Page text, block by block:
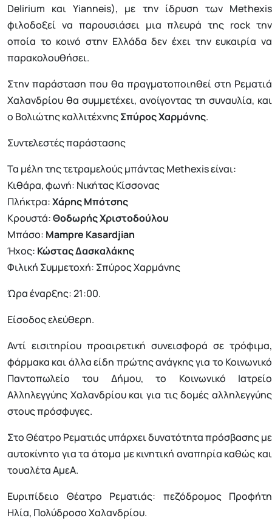
Delirium και Yianneis), με την ίδρυση των Methexis
φιλοδοξεί να παρουσιάσει μια πλευρά της rock την
οποία το κοινό στην Ελλάδα δεν έχει την ευκαιρία να
παρακολουθήσει.
Στην παράσταση που θα πραγματοποιηθεί στη Ρεματιά
Χαλανδρίου θα συμμετέχει, ανοίγοντας τη συναυλία, και
ο Βολιώτης καλλιτέχνηςΣπύρος Χαρμάνης.
Συντελεστές παράστασης
Τα μέλη της τετραμελούς μπάντας Methexis είναι:
Κιθάρα, φωνή: Νικήτας Κίσσονας
Πλήκτρα:ΧάρηςΜπότσης
Κρουστά:ΘοδωρήςΧριστοδούλου
Μπάσο: Mampre Kasardjian
Ήχος: Κώστας Δασκαλάκης
Φιλική Συμμετοχή: Σπύρος Χαρμάνης
Ώρα έναρξης: 21:00.
Είσοδος ελεύθερη.
Αντί εισιτηρίου προαιρετική συνεισφορά σε τρόφιμα,
φάρμακα και άλλα είδη πρώτης ανάγκης για το Κοινωνικό
Παντοπωλείο του Δήμου, το Κοινωνικό Ιατρείο
Αλληλεγγύης Χαλανδρίου και για τις δομές αλληλεγγύης
στους πρόσφυγες.
Στο Θέατρο Ρεματιάς υπάρχει δυνατότητα πρόσβασης με
αυτοκίνητο για τα άτομα με κινητική αναπηρία καθώς και
τουαλέτα ΑμεΑ.
Ευριπίδειο Θέατρο Ρεματιάς: πεζόδρομος Προφήτη
Ηλία, Πολύδροσο Χαλανδρίου.